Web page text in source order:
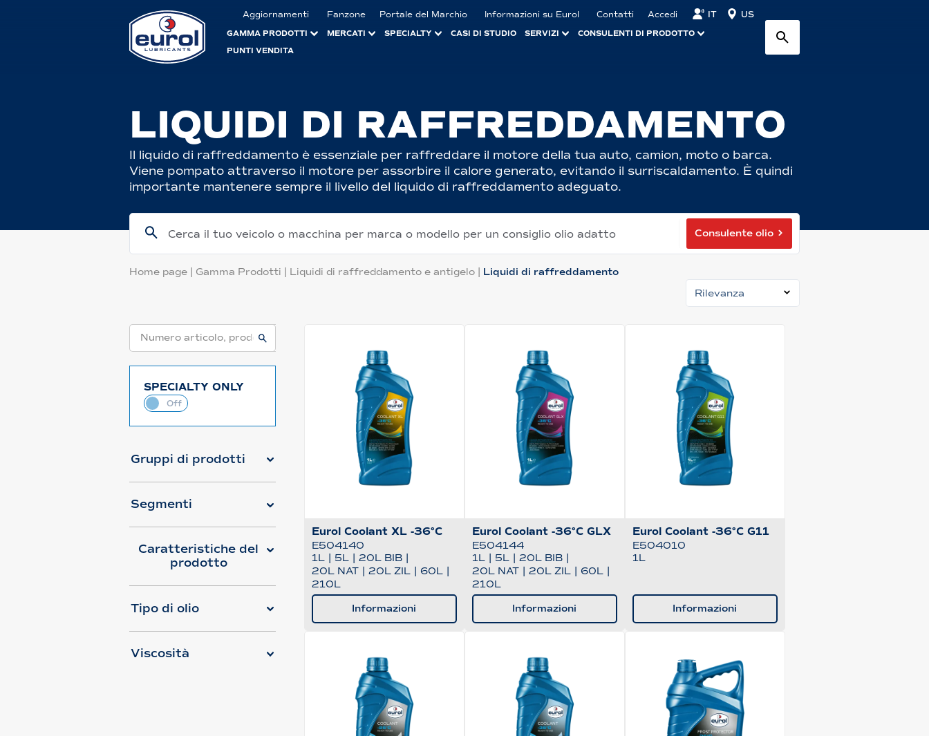
Aggiornamenti Fanzone Portale del Marchio Informazioni su Eurol Contatti Accedi IT US
GAMMA PRODOTTI MERCATI SPECIALTY CASI DI STUDIO SERVIZI
CONSULENTI DI PRODOTTO
PUNTI VENDITA
LIQUIDI DI RAFFREDDAMENTO
Il liquido di raffreddamento è essenziale per raffreddare il motore della tua auto, camion, moto o barca.
Viene pompato attraverso il motore per assorbire il calore generato, evitando il surriscaldamento. È quindi
importante mantenere sempre il livello del liquido di raffreddamento adeguato.
Cerca il tuo veicolo o macchina per marca o modello per un consiglio olio adatto Consulente olio
Home page Gamma Prodotti Liquidi di raffreddamento e antigelo
Liquidi di raffreddamento
Rilevanza
SPECIALTY ONLY
Gruppi di prodotti
Segmenti
Caratteristiche del
prodotto
Tipo di olio
Viscosità
Eurol Coolant XL -36°C
E504140
1L
5L 20L BIB
20L NAT
20L ZIL 60L
210L
Informazioni
Eurol Coolant -36°C GLX
E504144
1L
5L 20L BIB
20L NAT
20L ZIL 60L
210L
Informazioni
Eurol Coolant -36°C G11
E504010
1L
Informazioni